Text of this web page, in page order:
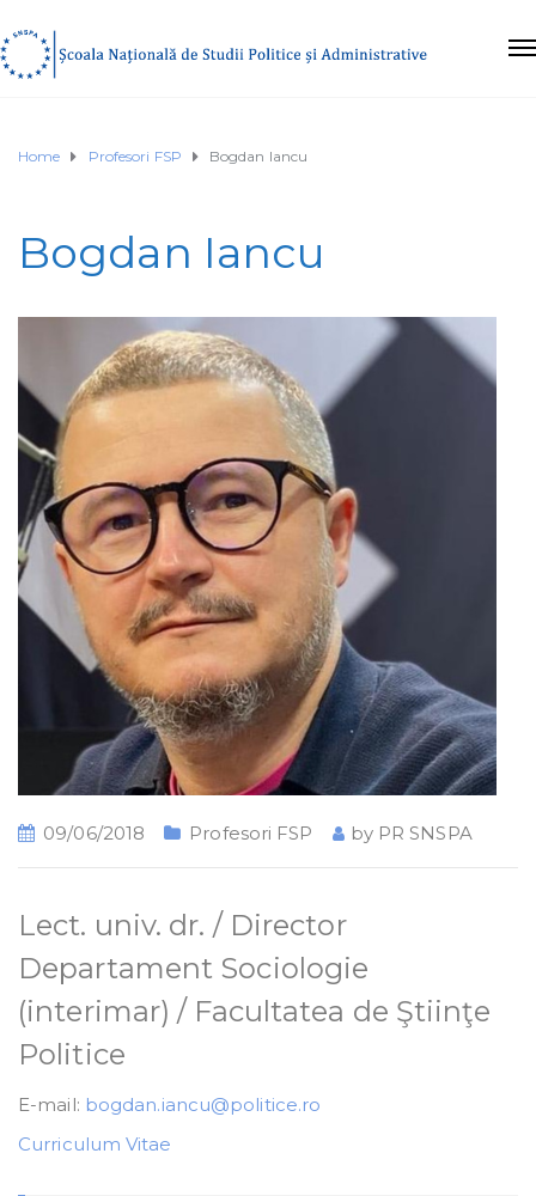
Home Profesori FSP Bogdan Iancu
Bogdan Iancu
09/06/2018 Profesori FSP by PR SNSPA
Lect. univ. dr. / Director
Departament Sociologie
(interimar) / Facultatea de Ştiinţe
Politice
E-mail: bogdan.iancu@politice.ro
Curriculum Vitae